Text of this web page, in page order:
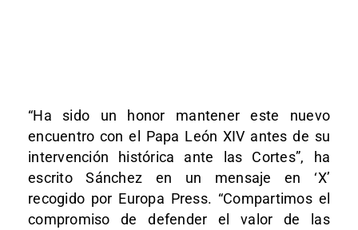
“Ha sido un honor mantener este nuevo
encuentro con el Papa León XIV antes de su
intervención histórica ante las Cortes”, ha
escrito Sánchez en un mensaje en ‘X’
recogido por Europa Press. “Compartimos el
compromiso de defender el valor de las